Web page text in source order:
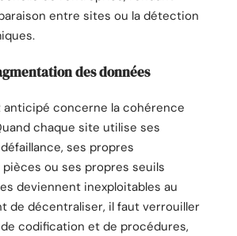
entre sites ou la détection
des données
anticipé concerne la cohérence
chaque site utilise ses
ses propres
ou ses propres seuils
deviennent inexploitables au
de décentraliser, il faut verrouiller
codification et de procédures,